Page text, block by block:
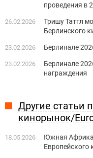
проведения в
26.02.2026
Тришу Таттл
Берлинского
23.02.2026 Берлинале
23.02.2026
Берлинале
награждения
Другие статьи
кинорынок/
18.05.2026
Южная Африка
Европейского